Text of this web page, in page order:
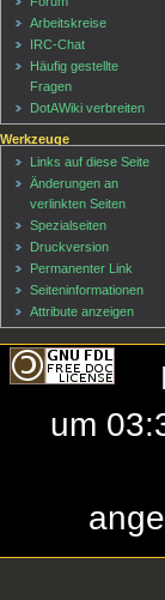
Arbeitskreise
IRC-Chat
Häufig gestellte
Fragen
DotAWiki verbreiten
Werkzeuge
Links auf diese Seite
Änderungen an
verlinkten Seiten
Spezialseiten
Druckversion
Permanenter Link
Seiten­informationen
Attribute anzeigen
um